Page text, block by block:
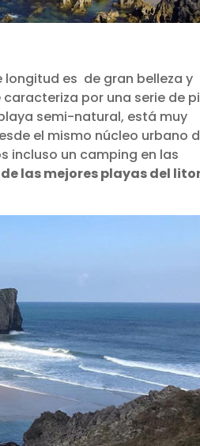
es de gran belleza y
por una serie de
semi-natural, está muy
el mismo núcleo urbano
incluso un camping en las
las mejores playas del